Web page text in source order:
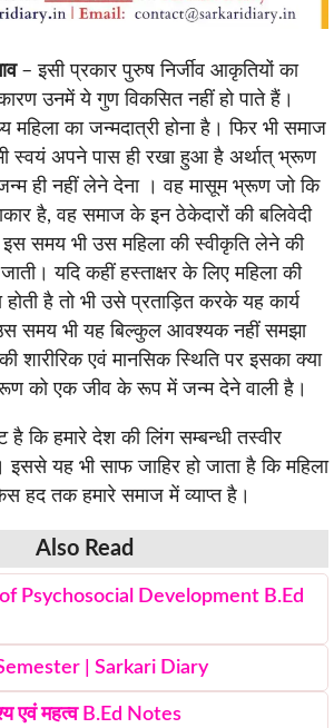
– इसी प्रकार पुरुष निर्जीव आकृतियों का
उनमें ये गुण विकसित नहीं हो पाते हैं।
का जन्मदात्री होना है। फिर भी समाज
स्वयं अपने पास ही रखा हुआ है अर्थात् भ्रूण
जन्म ही नहीं लेने देना । वह मासूम भ्रूण जो कि
है, वह समाज के इन ठेकेदारों की बलिवेदी
इस समय भी उस महिला की स्वीकृति लेने की
यदि कहीं हस्ताक्षर के लिए महिला की
है तो भी उसे प्रताड़ित करके यह कार्य
समय भी यह बिल्कुल आवश्यक नहीं समझा
शारीरिक एवं मानसिक स्थिति पर इसका क्या
को एक जीव के रूप में जन्म देने वाली है।
है कि हमारे देश की लिंग सम्बन्धी तस्वीर
इससे यह भी साफ जाहिर हो जाता है कि महिला
हद तक हमारे समाज में व्याप्त है।
Also Read
of Psychosocial Development B.Ed
| Sarkari Diary
एवं महत्व B.Ed Notes